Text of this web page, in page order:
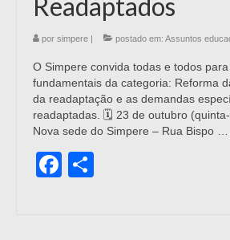
por simpere postado em: Assuntos
O Simpere convida todas e todos
fundamentais da categoria: Reforma
da readaptação e as demandas
readaptadas. 🗓 23 de outubro
Nova sede do Simpere – Rua Bispo …
Facebook